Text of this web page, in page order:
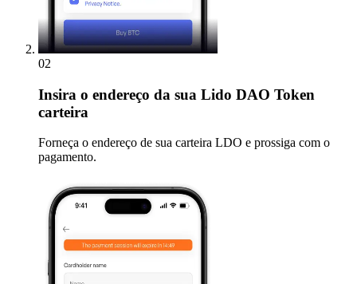
02
Insira o endereço da sua Lido DAO Token
carteira
Forneça o endereço de sua carteira LDO e prossiga com o
pagamento.